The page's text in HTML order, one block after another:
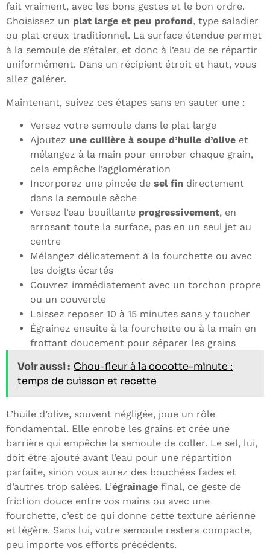
fait vraiment, avec les bons gestes et le bon ordre.
Choisissez un plat large et peu profond, type saladier
ou plat creux traditionnel. La surface étendue permet
à la semoule de s’étaler, et donc à l’eau de se répartir
uniformément. Dans un récipient étroit et haut, vous
allez galérer.
Maintenant, suivez ces étapes sans en sauter une :
Versez votre semoule dans le plat large
Ajoutez une cuillère à soupe d’huile d’olive et
mélangez à la main pour enrober chaque grain,
cela empêche l’agglomération
Incorporez une pincée de sel fin directement
dans la semoule sèche
Versez l’eau bouillante progressivement, en
arrosant toute la surface, pas en un seul jet au
centre
Mélangez délicatement à la fourchette ou avec
les doigts écartés
Couvrez immédiatement avec un torchon propre
ou un couvercle
Laissez reposer 10 à 15 minutes sans y toucher
Égrainez ensuite à la fourchette ou à la main en
frottant doucement pour séparer les grains
Voir aussi : Chou-fleur à la cocotte-minute :
temps de cuisson et recette
L’huile d’olive, souvent négligée, joue un rôle
fondamental. Elle enrobe les grains et crée une
barrière qui empêche la semoule de coller. Le sel, lui,
doit être ajouté avant l’eau pour une répartition
parfaite, sinon vous aurez des bouchées fades et
d’autres trop salées. L’égrainage final, ce geste de
friction douce entre vos mains ou avec une
fourchette, c’est ce qui donne cette texture aérienne
et légère. Sans lui, votre semoule restera compacte,
peu importe vos efforts précédents.